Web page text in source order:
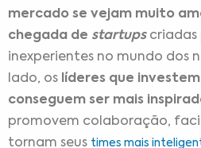
mercado se vejam muito
chegada de startupscriadas
inexperientes no mundo dos
lado, os líderes que
conseguem ser mais
promovem colaboração,
tornam seus times mais